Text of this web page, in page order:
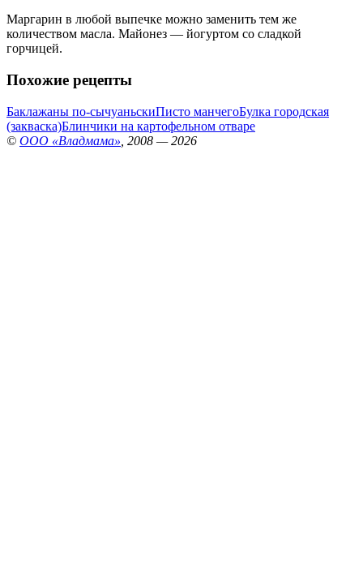
Маргарин в любой выпечке можно заменить тем же
количеством масла. Майонез — йогуртом со сладкой
горчицей.
Похожие рецепты
Баклажаны по-сычуаньскиПисто манчегоБулка городская
(закваска)Блинчики на картофельном отваре
© ООО «Владмама» , 2008 — 2026